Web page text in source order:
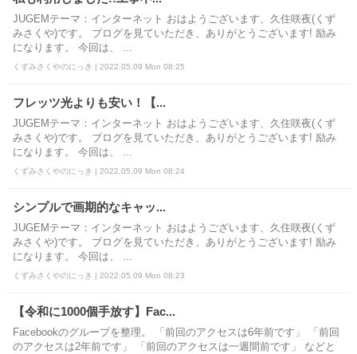
JUGEMテーマ：インターネット おはようございます、久住咲夜(くず
みさくや)です。 ブログを見ていただき、ありがとうございます! 励み
になります。 今回は、 ...
くずみさくやのにっき | 2022.05.09 Mon 08:25
フレッツ光よりも安い！【...
JUGEMテーマ：インターネット おはようございます、久住咲夜(くず
みさくや)です。 ブログを見ていただき、ありがとうございます! 励み
になります。 今回は、 ...
くずみさくやのにっき | 2022.05.09 Mon 08:24
シンプルで画期的なキャッ...
JUGEMテーマ：インターネット おはようございます、久住咲夜(くず
みさくや)です。 ブログを見ていただき、ありがとうございます! 励み
になります。 今回は、 ...
くずみさくやのにっき | 2022.05.09 Mon 08:23
【令和に1000個手放す】Fac...
Facebookのグループを整理。 「前回のアクセスは6年前です」 「前回
のアクセスは2年前です」 「前回のアクセスは一週間前です」 などと